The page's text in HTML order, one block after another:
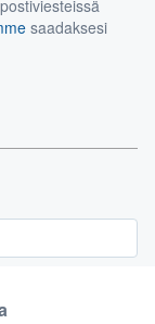
saadaksesi